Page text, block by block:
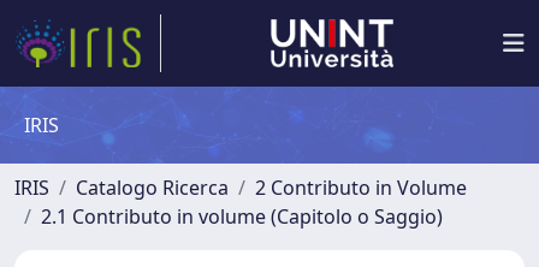
IRIS
IRIS Catalogo Ricerca
2 Contributo in Volume
2.1 Contributo in volume (Capitolo o Saggio)